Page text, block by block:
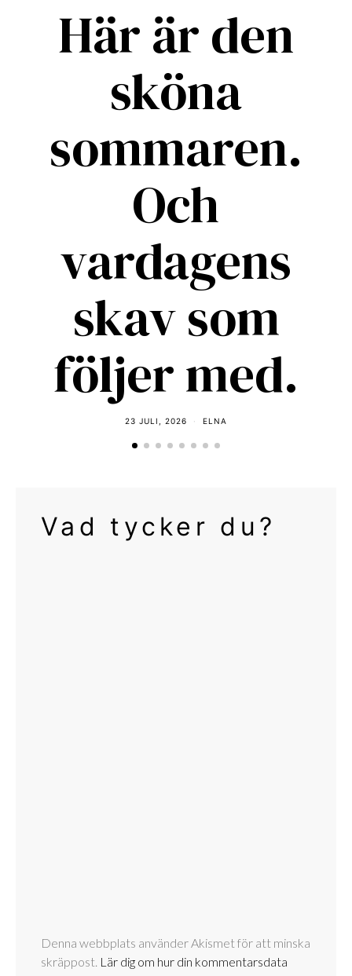
Här är den
sköna
sommaren.
Och
vardagens
skav som
följer med.
23 JULI, 2026 ELNA
Vad tycker du?
Denna webbplats använder Akismet för att minska
skräppost. Lär dig om hur din kommentarsdata